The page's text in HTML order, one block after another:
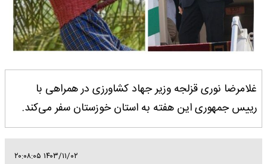
غلامرضا نوری قزلجه وزیر جهاد کشاورزی در همراهی با
رییس جمهوری این هفته به استان خوزستان سفر می‌کند.
۱۴۰۳/۱۱/۰۲ ۲۰:۰۸:۰۵